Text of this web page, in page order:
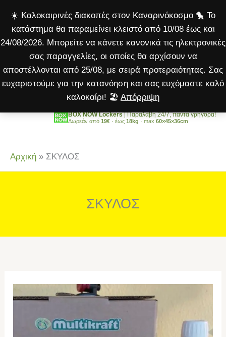
☀️ Καλοκαιρινές διακοπές στον Καναρινόκοσμο 🐤 Το
κατάστημα θα παραμείνει κλειστό από 10/08 έως και
24/08/2026. Μπορείτε να κάνετε κανονικά τις ηλεκτρονικές
σας παραγγελίες, οι οποίες θα αρχίσουν να
αποστέλλονται από 25/08, με σειρά προτεραιότητας. Σας
ευχαριστούμε για την κατανόηση και σας ευχόμαστε καλό
καλοκαίρι! 🏖️ Απόρριψη
στο
περιεχόμενο
BOX NOW Lockers| Παραλαβή 24/7, πάντα γρήγορα!
Δωρεάν από 19€ · έως 18kg · max 60×45×36cm
Αρχική » ΣΚΥΛΟΣ
ΣΚΥΛΟΣ
Μικροοργανισμοί